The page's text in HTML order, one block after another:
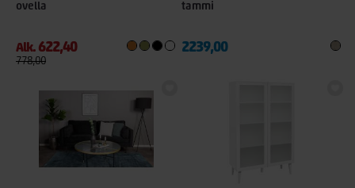
ovella
Alk. 622,40
778,00
tammi
2239,00